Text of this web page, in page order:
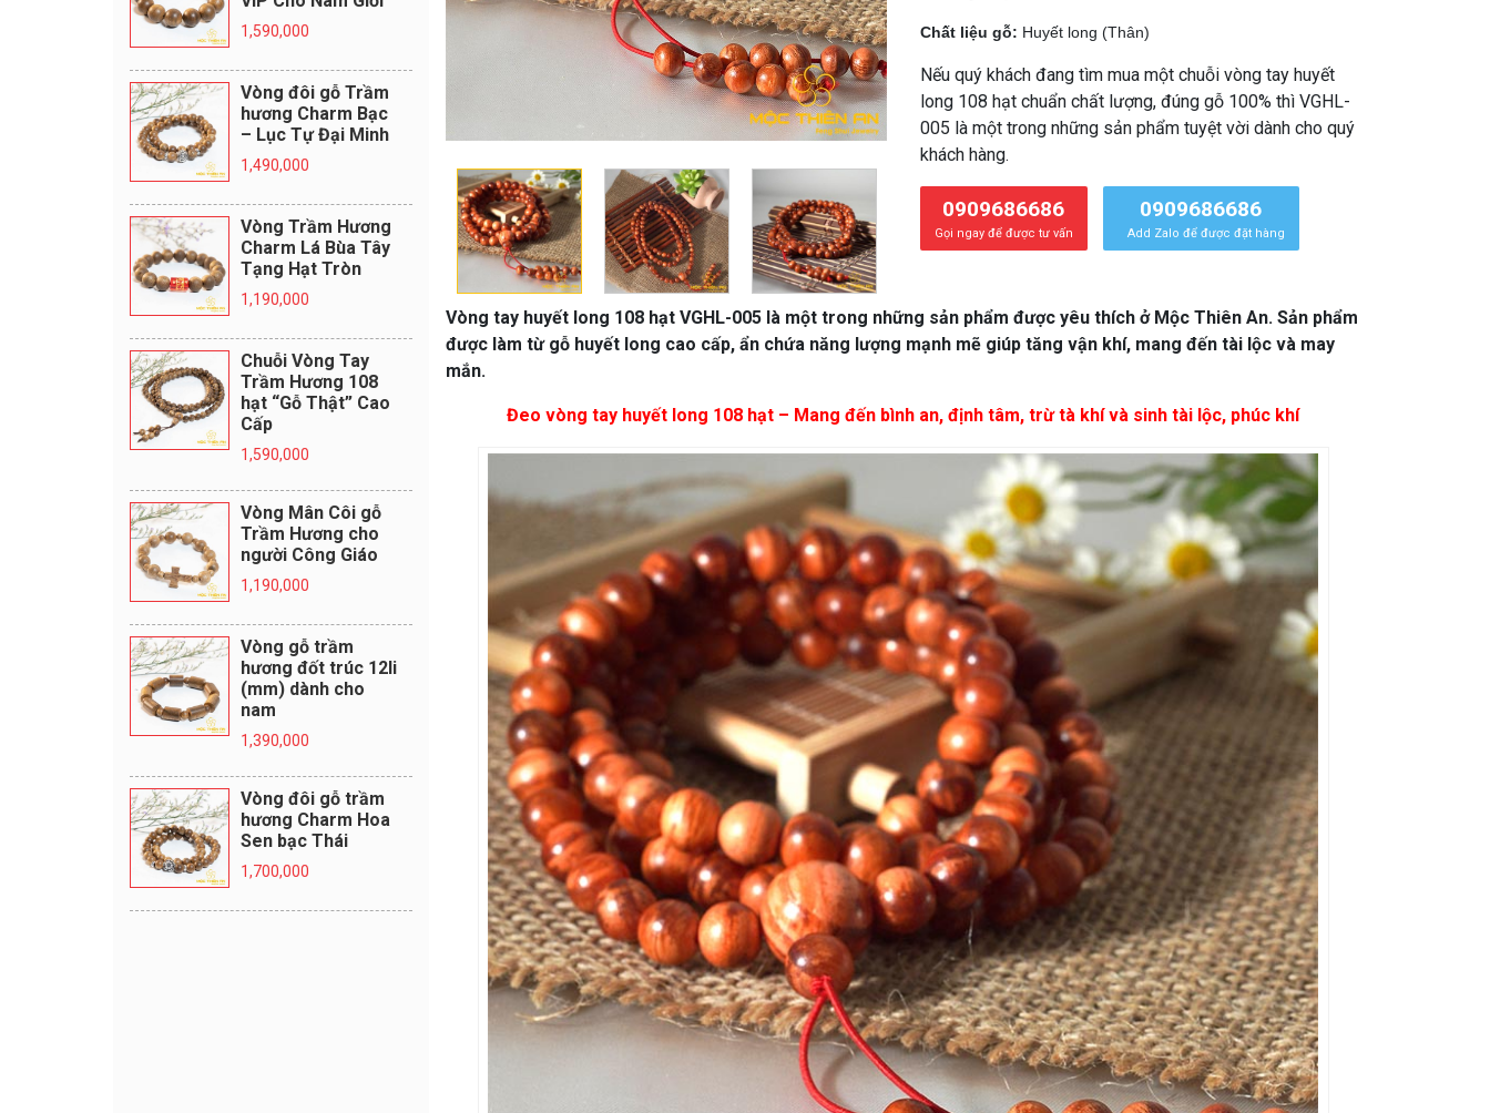
1,590,000
Vòng đôi gỗ Trầm
hương Charm Bạc
– Lục Tự Đại Minh
1,490,000
Vòng Trầm Hương
Charm Lá Bùa Tây
Tạng Hạt Tròn
1,190,000
Chuỗi Vòng Tay
Trầm Hương 108
hạt “Gỗ Thật” Cao
Cấp
1,590,000
Vòng Mân Côi gỗ
Trầm Hương cho
người Công Giáo
1,190,000
Vòng gỗ trầm
hương đốt trúc 12li
(mm) dành cho
nam
1,390,000
Vòng đôi gỗ trầm
hương Charm Hoa
Sen bạc Thái
1,700,000
Chất liệu gỗ: Huyết long (Thân)
Nếu quý khách đang tìm mua một chuỗi vòng tay huyết
long 108 hạt chuẩn chất lượng, đúng gỗ 100% thì VGHL-
005 là một trong những sản phẩm tuyệt vời dành cho quý
khách hàng.
0909686686
Gọi ngay để được tư vấn
0909686686
Add Zalo để được đặt hàng
Vòng tay huyết long 108 hạt VGHL-005 là một trong những sản phẩm được yêu thích ở Mộc Thiên An. Sản phẩm
được làm từ gỗ huyết long cao cấp, ẩn chứa năng lượng mạnh mẽ giúp tăng vận khí, mang đến tài lộc và may
mắn.
Đeo vòng tay huyết long 108 hạt – Mang đến bình an, định tâm, trừ tà khí và sinh tài lộc, phúc khí